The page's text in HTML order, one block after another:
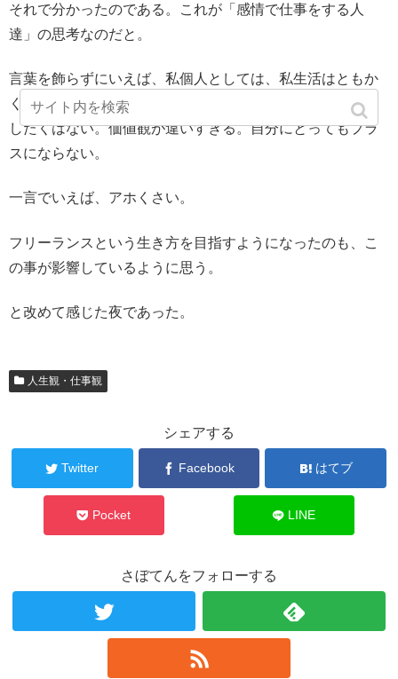
それで分かったのである。これが「感情で仕事をする人
達」の思考なのだと。
言葉を飾らずにいえば、私個人としては、私生活はともか
く、仕事に感情を持ち込む人達とは、あまり一緒に仕事を
したくはない。価値観が違いすぎる。自分にとってもプラ
スにならない。
一言でいえば、アホくさい。
フリーランスという生き方を目指すようになったのも、こ
の事が影響しているように思う。
と改めて感じた夜であった。
人生観・仕事観
シェアする
Twitter Facebook はてブ
Pocket LINE
さぼてんをフォローする